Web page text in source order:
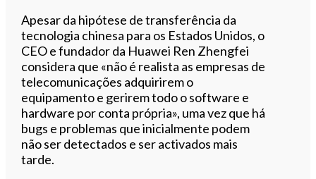
Apesar da hipótese de transferência da
tecnologia chinesa para os Estados Unidos, o
CEO e fundador da Huawei Ren Zhengfei
considera que «nãoé realista as empresas de
telecomunicações adquirirem o
equipamento e gerirem todo o software e
hardware por conta própria», uma vez que há
bugs e problemas que inicialmente podem
não ser detectados e ser activados mais
tarde.